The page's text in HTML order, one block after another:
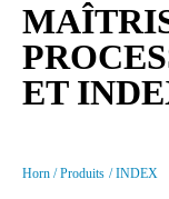
ET
Horn Produits INDEX